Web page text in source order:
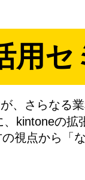
用セ
さらなる
kintoneの拡
視点から「